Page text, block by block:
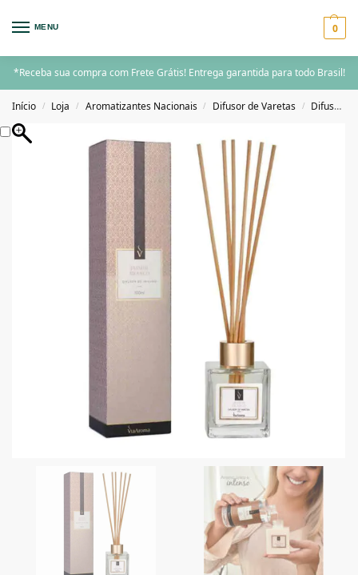
MENU 0
*Receba sua compra com Frete Grátis! Entrega garantida para todo Brasil!
Início / Loja / Aromatizantes Nacionais / Difusor de Varetas / Difusor de Varetas 100ml